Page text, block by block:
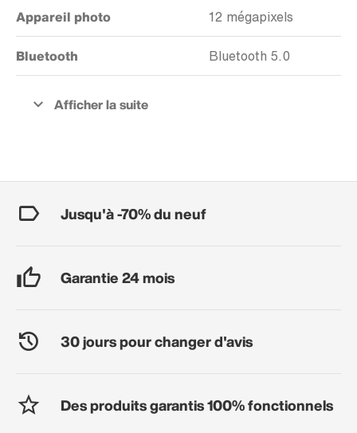
Appareil photo 12 mégapixels
Bluetooth Bluetooth 5.0
Jusqu'à -70% du neuf
Garantie 24 mois
30 jours pour changer d'avis
Des produits garantis 100% fonctionnels